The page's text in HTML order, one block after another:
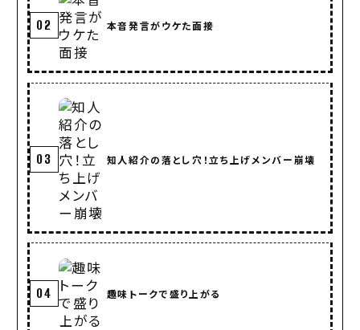
02 本音発言がウケた面接
03 知人紹介の落とし穴！立ち上げメンバー崩壊
04 趣味トークで盛り上がる